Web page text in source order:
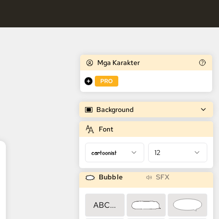
mga karakter.
Mga Karakter
PRO
Background
Font
cartoonist 12
Bubble SFX
ABC...